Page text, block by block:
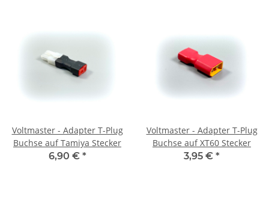
Voltmaster - Adapter T-Plug
Buchse auf Tamiya Stecker
6,90 € *
Voltmaster - Adapter T-Plug
Buchse auf XT60 Stecker
3,95 € *